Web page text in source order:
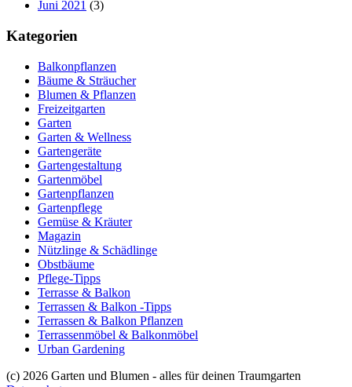
Juni 2021 (3)
Kategorien
Balkonpflanzen
Bäume & Sträucher
Blumen & Pflanzen
Freizeitgarten
Garten
Garten & Wellness
Gartengeräte
Gartengestaltung
Gartenmöbel
Gartenpflanzen
Gartenpflege
Gemüse & Kräuter
Magazin
Nützlinge & Schädlinge
Obstbäume
Pflege-Tipps
Terrasse & Balkon
Terrassen & Balkon -Tipps
Terrassen & Balkon Pflanzen
Terrassenmöbel & Balkonmöbel
Urban Gardening
(c) 2026 Garten und Blumen - alles für deinen Traumgarten